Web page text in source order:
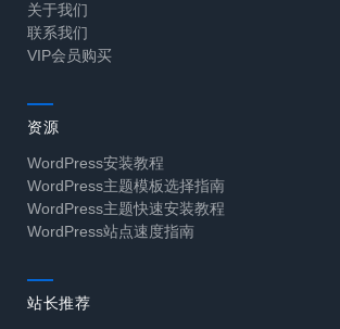
关于我们
联系我们
VIP会员购买
资源
WordPress安装教程
WordPress主题模板选择指南
WordPress主题快速安装教程
WordPress站点速度指南
站长推荐